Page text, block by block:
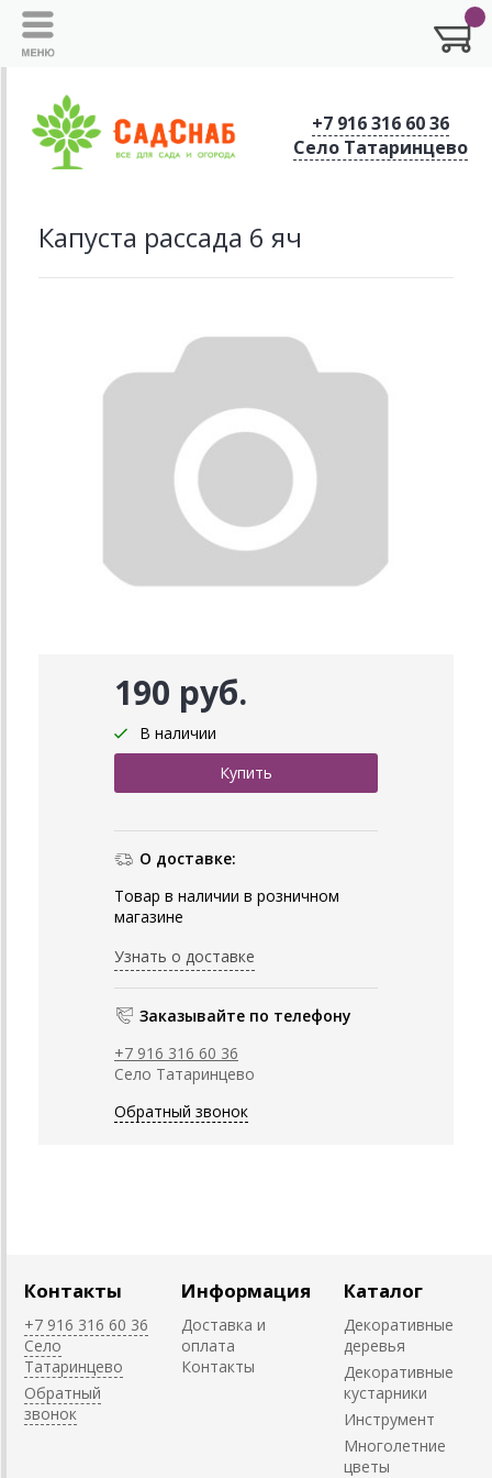
+7 916 316 60 36
Село Татаринцево
Капуста рассада 6 яч
190 руб.
В наличии
О доставке:
Товар в наличии в розничном
магазине
Узнать о доставке
Заказывайте по телефону
+7 916 316 60 36
Село Татаринцево
Обратный звонок
Контакты
+7 916 316 60 36
Село
Татаринцево
Обратный
звонок
Информация
Доставка и
оплата
Контакты
Каталог
Декоративные
деревья
Декоративные
кустарники
Инструмент
Многолетние
цветы